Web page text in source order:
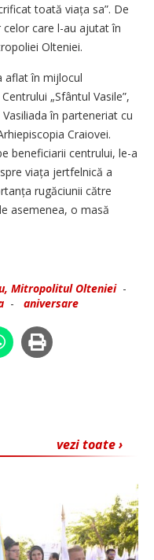
toată viața sa”. De
care l-au ajutat în
Olteniei.
aflat în mijlocul
„Sfântul Vasile”,
în parteneriat cu
Craiovei.
beneficiarii centrului, le-a
viața jertfelnică a
rugăciunii către
asemenea, o masă
Mitropolitul Olteniei-
- aniversare
vezi toate ›